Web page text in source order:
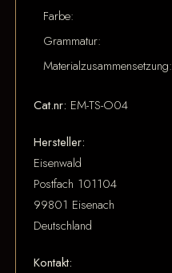
Farbe:
Grammatur:
Materialzusammensetzung:
Cat.nr: EM-TS-O04
Hersteller:
Eisenwald
Postfach 101104
99801 Eisenach
Deutschland
Kontakt: